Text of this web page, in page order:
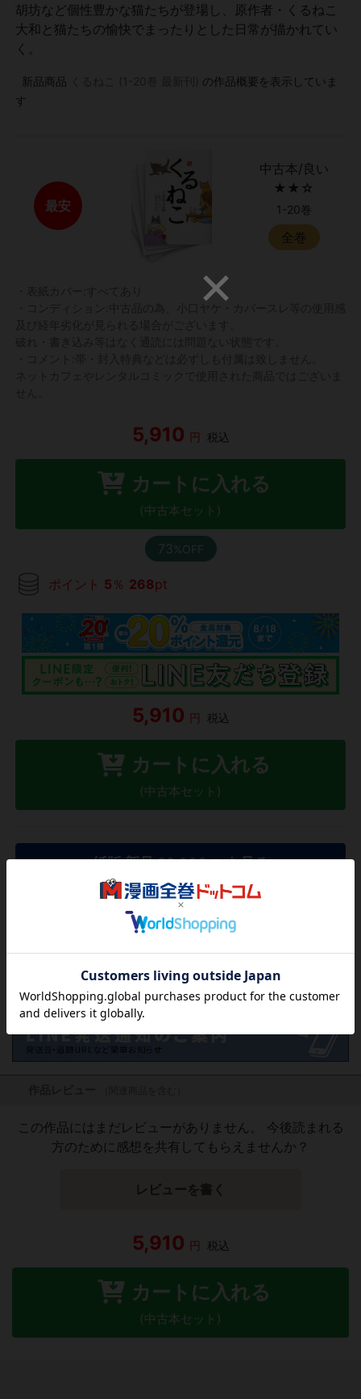
胡坊など個性豊かな猫たちが登場し、原作者・くるねこ
大和と猫たちの愉快でまったりとした日常が描かれてい
く。
新品商品
の作品概要を表示していま
す
最安
中古本/良い
★★☆
1-20巻
全巻
5,910 円 税込
カートに入れる
(中古本セット)
73%OFF
ポイント 5 ％ 268pt
5,910 円 税込
カートに入れる
(中古本セット)
紙版 新品22,000 円 を見る
欲しいリストに追加する
この作品にはまだレビューがありません。 今後読まれる
方のために感想を共有してもらえませんか？
レビューを書く
5,910 円 税込
カートに入れる
(中古本セット)